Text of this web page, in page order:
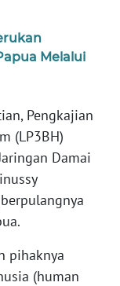
Melalui
Pengkajian
(LP3BH)
Damai
pihaknya
(human